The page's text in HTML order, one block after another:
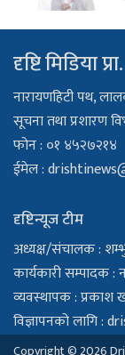
दृष्टि मिडिया
नारायणहिटी पथ,
सूचना तथा प्रशारण
फोन : ०१ ४५२७२१४
ईमेल :
दृष्टिन्यूज टीम
अध्यक्ष/संचालक : शम्भु
कार्यकारी सम्पादक :
व्यवस्थापक : प्रकाश
विज्ञापनको लागि :
Copyright © 2026